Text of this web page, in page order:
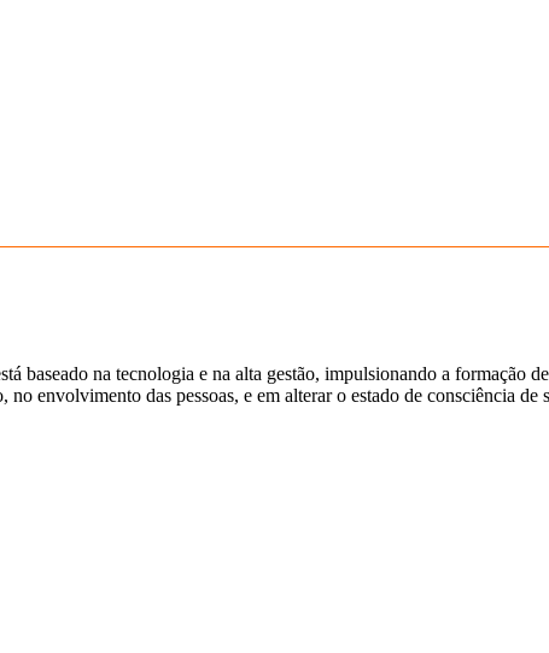
baseado na tecnologia e na alta gestão, impulsionando a formação
envolvimento das pessoas, e em alterar o estado de consciência de